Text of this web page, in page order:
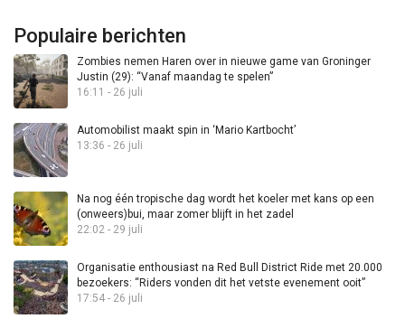
Populaire berichten
Zombies nemen Haren over in nieuwe game van Groninger
Justin (29): “Vanaf maandag te spelen”
16:11 - 26 juli
Automobilist maakt spin in ‘Mario Kartbocht’
13:36 - 26 juli
Na nog één tropische dag wordt het koeler met kans op een
(onweers)bui, maar zomer blijft in het zadel
22:02 - 29 juli
Organisatie enthousiast na Red Bull District Ride met 20.000
bezoekers: “Riders vonden dit het vetste evenement ooit”
17:54 - 26 juli